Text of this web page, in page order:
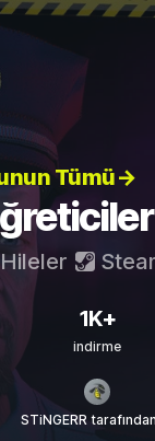
Tümü→
1K+
indirme
STiNGERR